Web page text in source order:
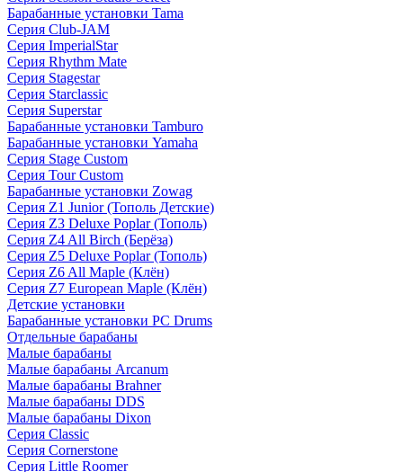
Барабанные установки Tama
Серия Club-JAM
Серия ImperialStar
Серия Rhythm Mate
Серия Stagestar
Серия Starclassic
Серия Superstar
Барабанные установки Tamburo
Барабанные установки Yamaha
Серия Stage Custom
Серия Tour Custom
Барабанные установки Zowag
Серия Z1 Junior (Тополь Детские)
Серия Z3 Deluxe Poplar (Тополь)
Серия Z4 All Birch (Берёза)
Серия Z5 Deluxe Poplar (Тополь)
Серия Z6 All Maple (Клён)
Серия Z7 European Maple (Клён)
Детские установки
Барабанные установки PC Drums
Отдельные барабаны
Малые барабаны
Малые барабаны Arcanum
Малые барабаны Brahner
Малые барабаны DDS
Малые барабаны Dixon
Серия Classic
Серия Cornerstone
Серия Little Roomer